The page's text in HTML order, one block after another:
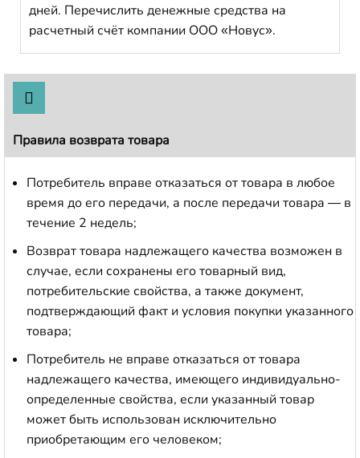
дней. Перечислить денежные средства на
расчетный счёт компании ООО «Новус».
Правила возврата товара
Потребитель вправе отказаться от товара в любое
время до его передачи, а после передачи товара — в
течение 2 недель;
Возврат товара надлежащего качества возможен в
случае, если сохранены его товарный вид,
потребительские свойства, а также документ,
подтверждающий факт и условия покупки указанного
товара;
Потребитель не вправе отказаться от товара
надлежащего качества, имеющего индивидуально-
определенные свойства, если указанный товар
может быть использован исключительно
приобретающим его человеком;